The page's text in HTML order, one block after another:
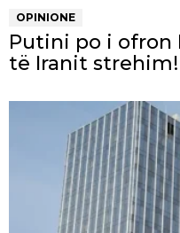
OPINIONE
Putini po i ofron
të Iranit strehim!